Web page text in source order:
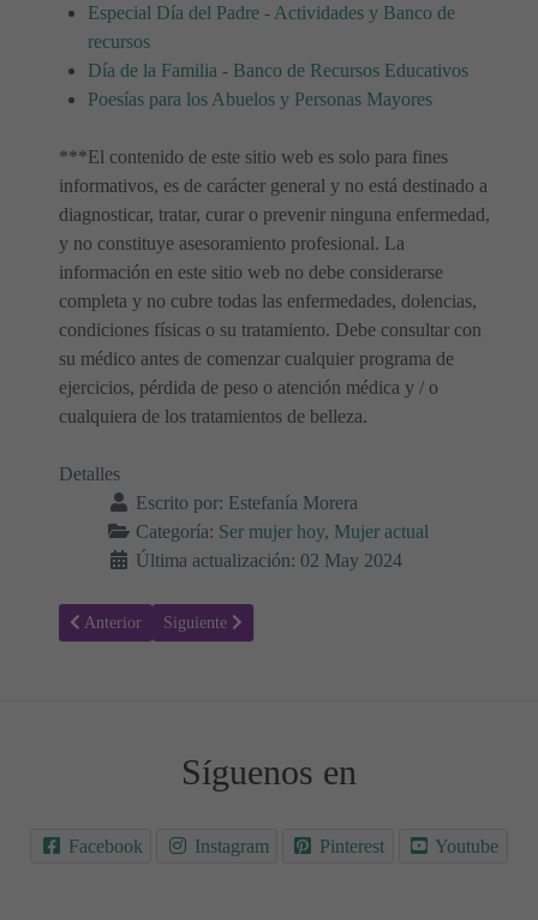
Especial Día del Padre - Actividades y Banco de
recursos
Día de la Familia - Banco de Recursos Educativos
Poesías para los Abuelos y Personas Mayores
***El contenido de este sitio web es solo para fines
informativos, es de carácter general y no está destinado a
diagnosticar, tratar, curar o prevenir ninguna enfermedad,
y no constituye asesoramiento profesional. La
información en este sitio web no debe considerarse
completa y no cubre todas las enfermedades, dolencias,
condiciones físicas o su tratamiento. Debe consultar con
su médico antes de comenzar cualquier programa de
ejercicios, pérdida de peso o atención médica y / o
cualquiera de los tratamientos de belleza.
Detalles
Escrito por: Estefanía Morera
Categoría: Ser mujer hoy, Mujer actual
Última actualización: 02 May 2024
Artículo anterior: Los mejores deseos y mensajes para el Día de la
Anterior Artículo siguiente: Mensajes para el Día de la Madre ❤
Siguiente
Síguenos en
Facebook Instagram Pinterest Youtube